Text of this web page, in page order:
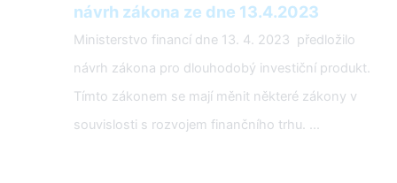
návrh zákona ze dne 13.4.2023
Ministerstvo financí dne 13. 4. 2023 předložilo
návrh zákona pro dlouhodobý investiční produkt.
Tímto zákonem se mají měnit některé zákony v
souvislosti s rozvojem finančního trhu. ...